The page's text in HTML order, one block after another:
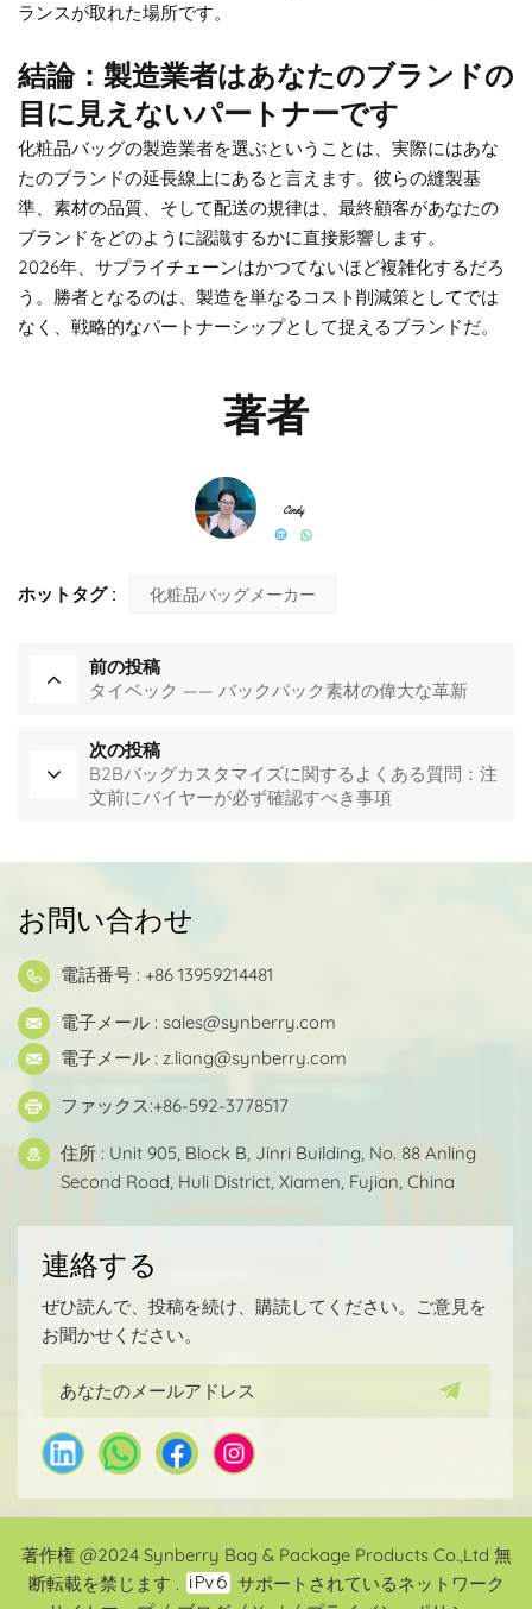
ランスが取れた場所です。
結論：製造業者はあなたのブランドの
目に見えないパートナーです
化粧品バッグの製造業者を選ぶということは、実際にはあな
たのブランドの延長線上にあると言えます。彼らの縫製基
準、素材の品質、そして配送の規律は、最終顧客があなたの
ブランドをどのように認識するかに直接影響します。
2026年、サプライチェーンはかつてないほど複雑化するだろ
う。勝者となるのは、製造を単なるコスト削減策としてでは
なく、戦略的なパートナーシップとして捉えるブランドだ。
著者
ホットタグ : 化粧品バッグメーカー
前の投稿
タイベック —— バックパック素材の偉大な革新
次の投稿
B2Bバッグカスタマイズに関するよくある質問：注
文前にバイヤーが必ず確認すべき事項
お問い合わせ
電話番号 : +86 13959214481
電子メール : sales@synberry.com
電子メール : z.liang@synberry.com
ファックス:+86-592-3778517
住所 : Unit 905, Block B, Jinri Building, No. 88 Anling
Second Road, Huli District, Xiamen, Fujian, China
連絡する
ぜひ読んで、投稿を続け、購読してください。ご意見を
お聞かせください。
著作権 @2024 Synberry Bag & Package Products Co.,Ltd 無
断転載を禁じます .
サポートされているネットワーク